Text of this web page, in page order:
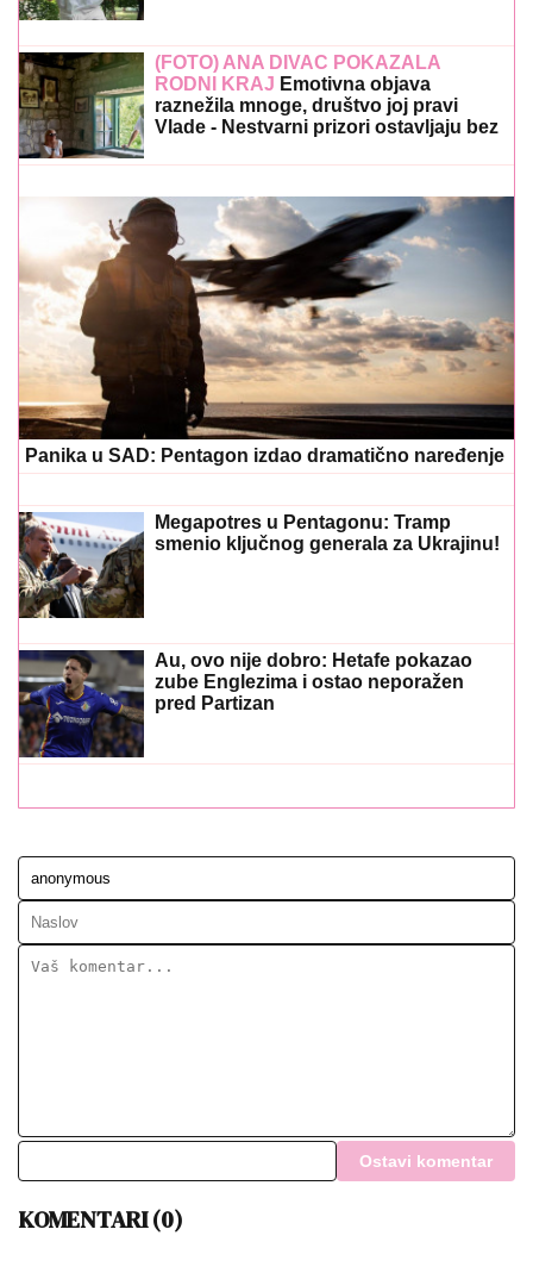
(FOTO) ANA DIVAC POKAZALA
RODNI KRAJ Emotivna objava
raznežila mnoge, društvo joj pravi
Vlade - Nestvarni prizori ostavljaju bez
Panika u SAD: Pentagon izdao dramatično naređenje
Megapotres u Pentagonu: Tramp
smenio ključnog generala za Ukrajinu!
Au, ovo nije dobro: Hetafe pokazao
zube Englezima i ostao neporažen
pred Partizan
Ostavi komentar
KOMENTARI (0)